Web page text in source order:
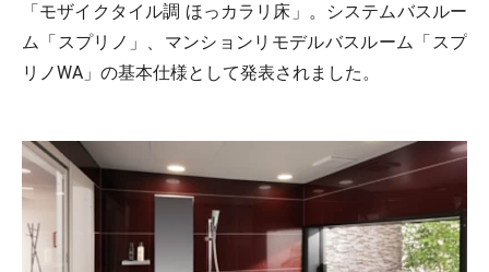
「モザイクタイル調 ほっカラリ床」。システムバスルー
ム「スプリノ」、マンションリモデルバスルーム「スプ
リノWA」の基本仕様として発表されました。